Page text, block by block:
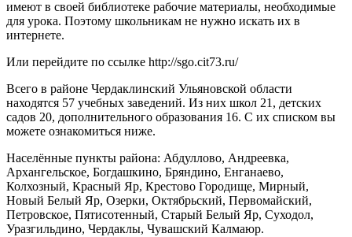
имеют в своей библиотеке рабочие материалы, необходимые
для урока. Поэтому школьникам не нужно искать их в
интернете.
Или перейдите по ссылке http://sgo.cit73.ru/
Всего в районе Чердаклинский Ульяновской области
находятся 57 учебных заведений. Из них школ 21, детских
садов 20, дополнительного образования 16. С их списком вы
можете ознакомиться ниже.
Населённые пункты района: Абдуллово, Андреевка,
Архангельское, Богдашкино, Бряндино, Енганаево,
Колхозный, Красный Яр, Крестово Городище, Мирный,
Новый Белый Яр, Озерки, Октябрьский, Первомайский,
Петровское, Пятисотенный, Старый Белый Яр, Суходол,
Уразгильдино, Чердаклы, Чувашский Калмаюр.